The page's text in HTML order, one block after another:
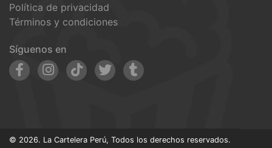
Política de privacidad
Términos y condiciones
Síguenos en
© 2026. La Cartelera Perú, Todos los derechos reservados.